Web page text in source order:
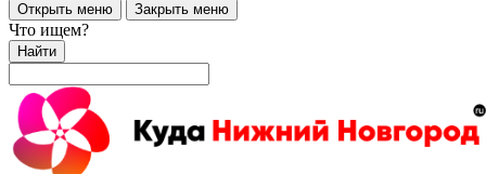
Открыть меню Закрыть меню
Что ищем?
Найти